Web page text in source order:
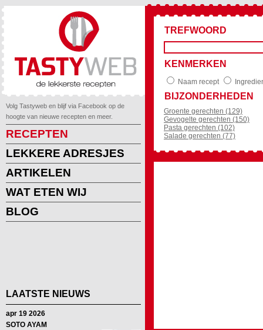
Volg Tastyweb en blijf via Facebook op de
hoogte van nieuwe recepten en meer.
RECEPTEN
LEKKERE ADRESJES
ARTIKELEN
WAT ETEN WIJ
BLOG
LAATSTE NIEUWS
apr 19 2026
SOTO AYAM
TREFWOORD
KENMERKEN
Naam recept
BIJZONDERHEDEN
Groente gerechten (129)
Gevogelte gerechten (150)
Pasta gerechten (102)
Salade gerechten (77)